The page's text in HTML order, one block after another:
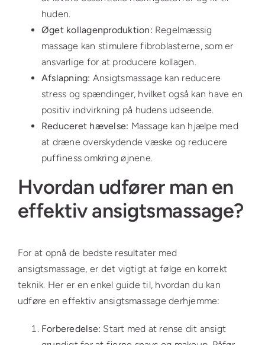
huden.
Øget kollagenproduktion: Regelmæssig
massage kan stimulere fibroblasterne, som er
ansvarlige for at producere kollagen.
Afslapning: Ansigtsmassage kan reducere
stress og spændinger, hvilket også kan have en
positiv indvirkning på hudens udseende.
Reduceret hævelse: Massage kan hjælpe med
at dræne overskydende væske og reducere
puffiness omkring øjnene.
Hvordan udfører man en
effektiv ansigtsmassage?
For at opnå de bedste resultater med
ansigtsmassage, er det vigtigt at følge en korrekt
teknik. Her er en enkel guide til, hvordan du kan
udføre en effektiv ansigtsmassage derhjemme:
Forberedelse: Start med at rense dit ansigt